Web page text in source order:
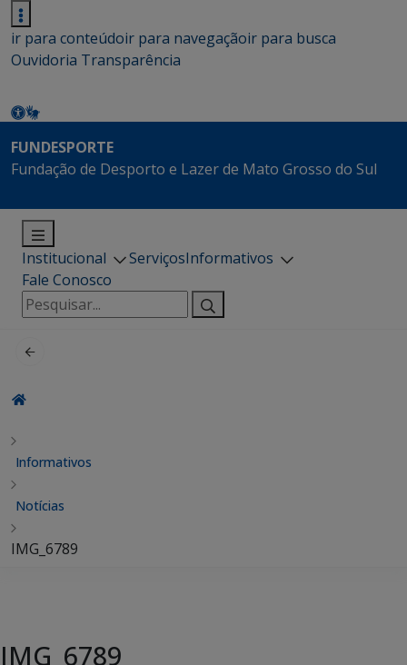
ir para conteúdoir para navegaçãoir para busca
Ouvidoria Transparência
FUNDESPORTE
Fundação de Desporto e Lazer de Mato Grosso do Sul
Institucional ServiçosInformativos
Fale Conosco
Pesquisar
por:
Informativos
Notícias
IMG_6789
IMG_6789